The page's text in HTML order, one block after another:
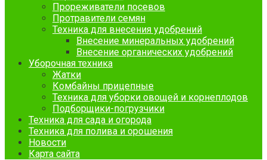
Прореживатели посевов
Протравители семян
Техника для внесения удобрений
Внесение минеральных удобрений
Внесение органических удобрений
Уборочная техника
Жатки
Комбайны прицепные
Техника для уборки овощей и корнеплодов
Подборщики-погрузчики
Техника для сада и огорода
Техника для полива и орошения
Новости
Карта сайта